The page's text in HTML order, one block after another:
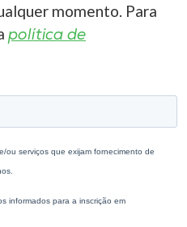
momento. Para
política de